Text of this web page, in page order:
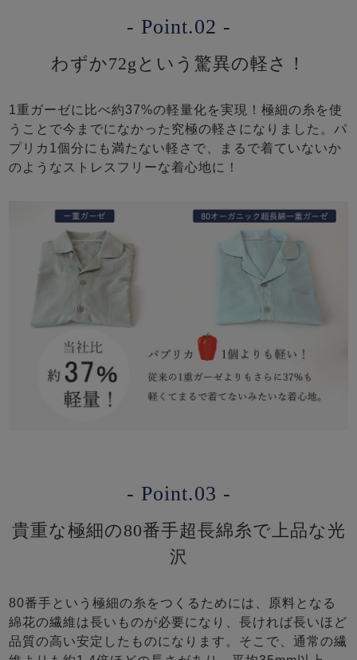
- Point.02 -
わずか72gという驚異の軽さ！
1重ガーゼに比べ約37%の軽量化を実現！極細の糸を使
うことで今までになかった究極の軽さになりました。パ
プリカ1個分にも満たない軽さで、まるで着ていないか
のようなストレスフリーな着心地に！
- Point.03 -
貴重な極細の80番手超長綿糸で上品な光
沢
80番手という極細の糸をつくるためには、原料となる
綿花の繊維は長いものが必要になり、長ければ長いほど
品質の高い安定したものになります。そこで、通常の繊